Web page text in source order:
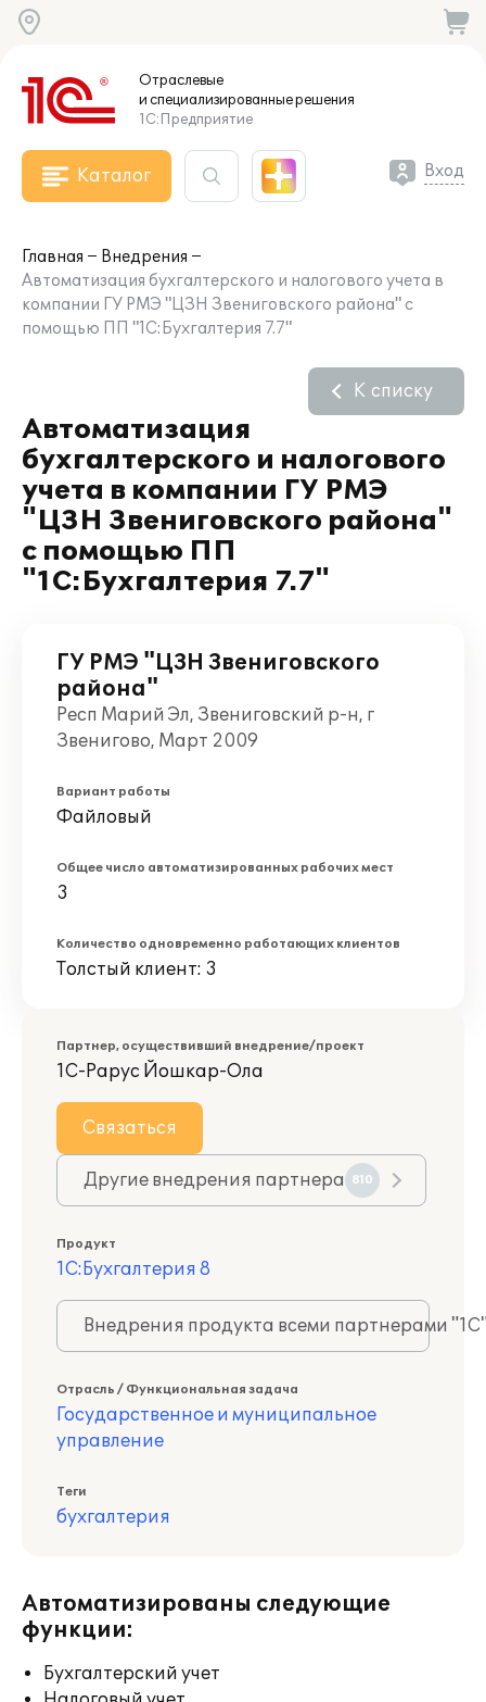
Отраслевые
и специализированныерешения
1С:Предприятие
Каталог Вход
Главная
Внедрения
Автоматизация бухгалтерского и налогового учета в
компании ГУ РМЭ "ЦЗН Звениговского района" с
помощью ПП "1С:Бухгалтерия 7.7"
Автоматизация
бухгалтерского и налогового
учета в компании ГУ РМЭ
"ЦЗН Звениговского района"
с помощью ПП
"1С:Бухгалтерия 7.7"
К списку
ГУ РМЭ "ЦЗН Звениговского
района"
Респ Марий Эл, Звениговский р-н, г
Звенигово, Март 2009
Вариант работы
Файловый
Общее число автоматизированных рабочих мест
3
Количество одновременно работающих клиентов
Толстый клиент: 3
Партнер, осуществивший внедрение/проект
1С-Рарус Йошкар-Ола
Связаться
Другие внедрения партнера 810
Продукт
1С:Бухгалтерия 8
Внедрения продукта всеми партнерами
Отрасль / Функциональная задача
Государственное и муниципальное
управление
Теги
бухгалтерия
Автоматизированы следующие
функции:
Бухгалтерский учет